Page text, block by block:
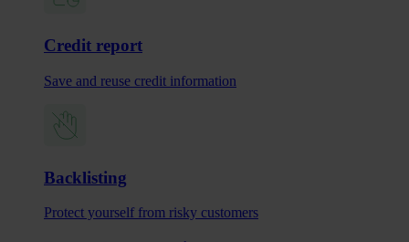
Credit report
Save and reuse credit information
Backlisting
Protect yourself from risky customers